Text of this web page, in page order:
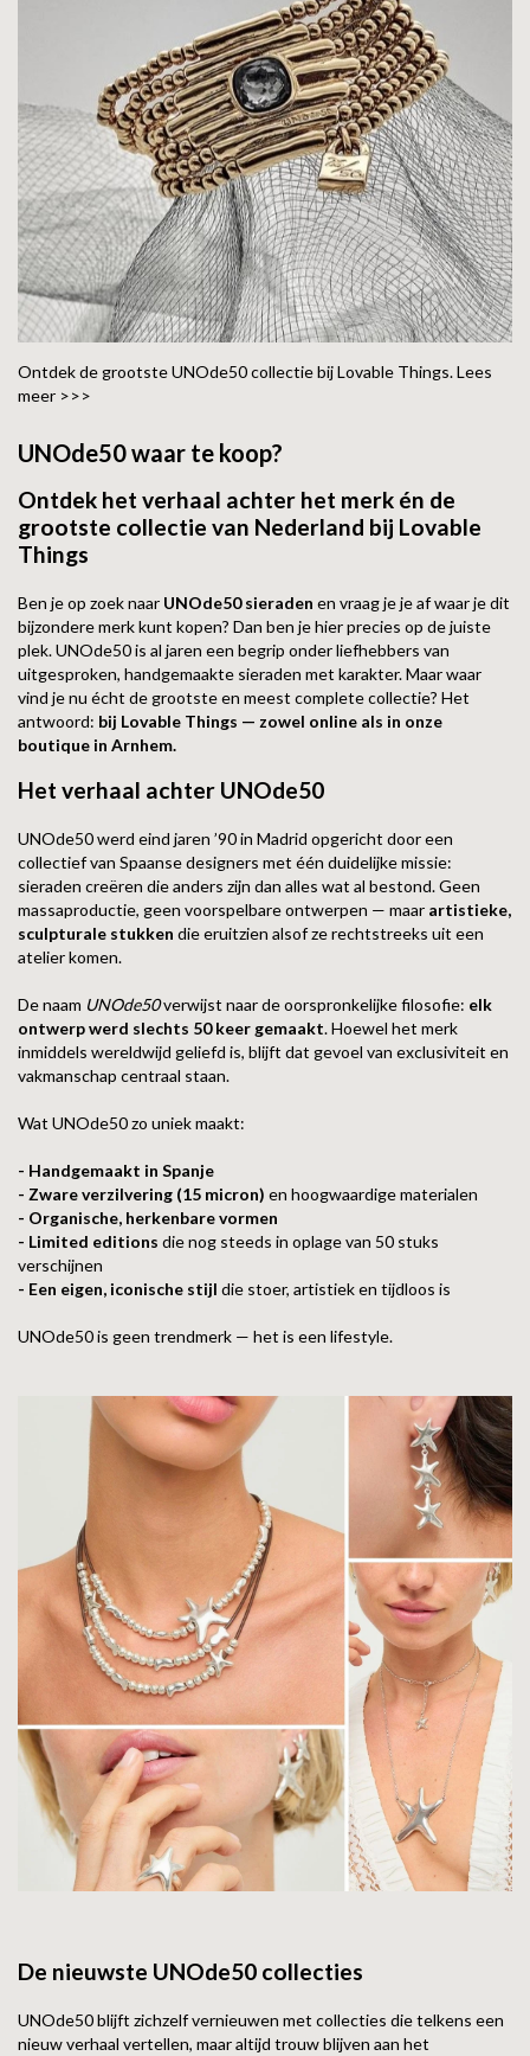
YMALA
REBEL & ROSE
SILK | SALE
JOSH
KARMA
ZAG BIJOUX
LILLY
KAPTEN & SON
SALE
CADEAUTJES TOT € 50
CADEAUTJES TOT € 100
CADEAUTJES VANAF € 100
Ontdek de grootste UNOde50 collectie bij Lovable Things. Lees
meer >>>
UNOde50 waar te koop?
Ontdek het verhaal achter het merk én de
grootste collectie van Nederland bij Lovable
Things
Ben je op zoek naar UNOde50 sieraden en vraag je je af waar je dit
bijzondere merk kunt kopen? Dan ben je hier precies op de juiste
plek. UNOde50 is al jaren een begrip onder liefhebbers van
uitgesproken, handgemaakte sieraden met karakter. Maar waar
vind je nu écht de grootste en meest complete collectie? Het
antwoord: bij Lovable Things — zowel online als in onze
boutique in Arnhem.
Het verhaal achter UNOde50
UNOde50 werd eind jaren ’90 in Madrid opgericht door een
collectief van Spaanse designers met één duidelijke missie:
sieraden creëren die anders zijn dan alles wat al bestond. Geen
massaproductie, geen voorspelbare ontwerpen — maar artistieke,
sculpturale stukken die eruitzien alsof ze rechtstreeks uit een
atelier komen.
De naam UNOde50verwijst naar de oorspronkelijke filosofie: elk
ontwerp werd slechts 50 keer gemaakt. Hoewel het merk
inmiddels wereldwijd geliefd is, blijft dat gevoel van exclusiviteit en
vakmanschap centraal staan.
Wat UNOde50 zo uniek maakt:
- Handgemaakt in Spanje
- Zware verzilvering (15 micron) en hoogwaardige materialen
- Organische, herkenbare vormen
- Limited editions die nog steeds in oplage van 50 stuks
verschijnen
- Een eigen, iconische stijl die stoer, artistiek en tijdloos is
UNOde50 is geen trendmerk — het is een lifestyle.
De nieuwste UNOde50 collecties
UNOde50 blijft zichzelf vernieuwen met collecties die telkens een
nieuw verhaal vertellen, maar altijd trouw blijven aan het